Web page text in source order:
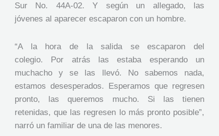
Sur No. 44A-02. Y según un allegado, las
jóvenes al aparecer escaparon con un hombre.
“A la hora de la salida se escaparon del
colegio. Por atrás las estaba esperando un
muchacho y se las llevó. No sabemos nada,
estamos desesperados. Esperamos que regresen
pronto, las queremos mucho. Si las tienen
retenidas, que las regresen lo más pronto posible”,
narró un familiar de una de las menores.